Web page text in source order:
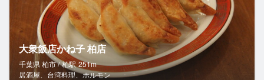
大衆飯店かね子 柏店
千葉県 柏市 / 柏駅 251m
居酒屋、台湾料理、ホルモン